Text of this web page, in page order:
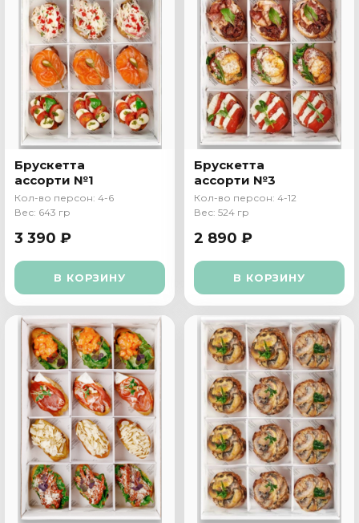
Брускетта
ассорти №1
Кол-во персон: 4-6
Вес: 643 гр
3 390 ₽
В КОРЗИНУ
Брускетта
ассорти №3
Кол-во персон: 4-12
Вес: 524 гр
2 890 ₽
В КОРЗИНУ